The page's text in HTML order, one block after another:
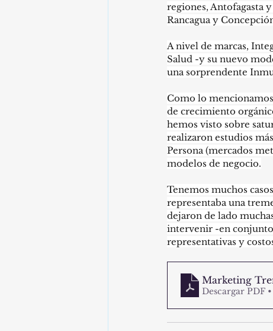
regiones, Antofagasta
Rancagua y
A nivel de marcas,
Salud -y su nuevo
una sorprendente
Como lo
de crecimiento
hemos visto sobre
realizaron estudios
Persona (mercados
modelos de negocio.
Tenemos muchos
representaba una
dejaron de lado
intervenir -en
representativas y
Marketing
Descargar PDF